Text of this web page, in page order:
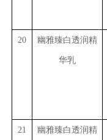
20 幽雅臻白透润精
华乳
21 幽雅臻白透润精